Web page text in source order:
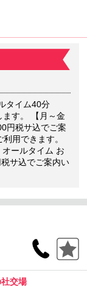
タイム40分
す。 【月～金
円税サ込でご案
用できます。
オールタイム お
サ込でご案内い
交場